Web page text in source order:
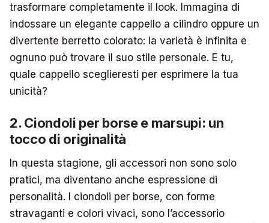
trasformare completamente il look. Immagina di
indossare un elegante cappello a cilindro oppure un
divertente berretto colorato: la varietà è infinita e
ognuno può trovare il suo stile personale. E tu,
quale cappello sceglieresti per esprimere la tua
unicità?
2. Ciondoli per borse e marsupi: un
tocco di originalità
In questa stagione, gli accessori non sono solo
pratici, ma diventano anche espressione di
personalità. I ciondoli per borse, con forme
stravaganti e colori vivaci, sono l’accessorio